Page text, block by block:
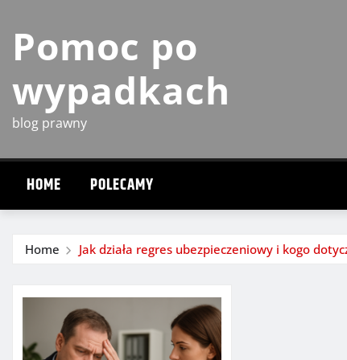
content
Pomoc po
wypadkach
blog prawny
HOME POLECAMY
Home Jak działa regres ubezpieczeniowy i kogo